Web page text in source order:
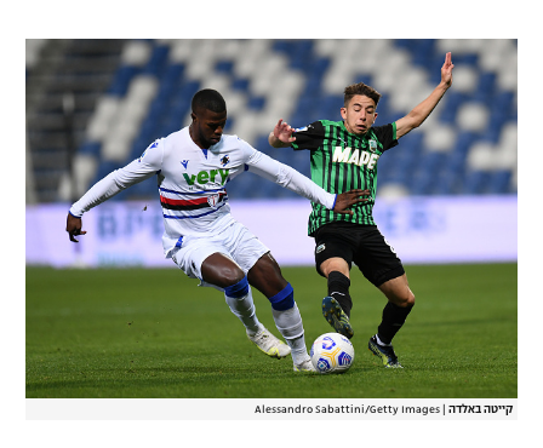
רשיון להקרנה פומבית לבית עסק
הצטרפות לחבילת הערוצים
לוח דרושים – ג'ובנט
תגיות
המגזין
קייטה באלדה Alessandro Sabattini/Getty Images